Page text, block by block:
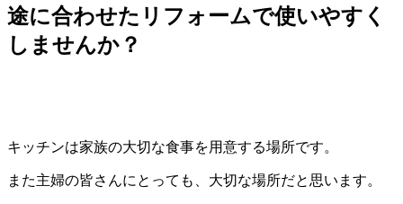
途に合わせたリフォームで使いやすく
しませんか？
キッチンは家族の大切な食事を用意する場所です。
また主婦の皆さんにとっても、大切な場所だと思います。